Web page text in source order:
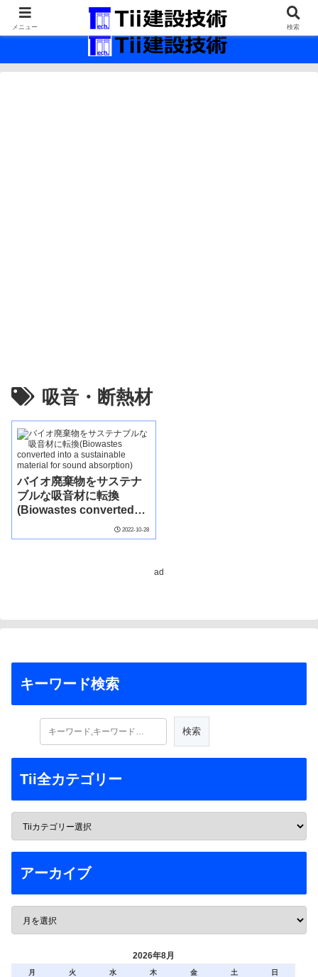
最新の建設技術の情報インフラ。
吸音・断熱材
バイオ廃棄物をサステナ
ブルな吸音材に転換
(Biowastes converted
material for sound
2022-10-28
ad
キーワード検索
Tii全カテゴリー
アーカイブ
2026年8月
月 火 水 木 金 土
日
メニュー 検索